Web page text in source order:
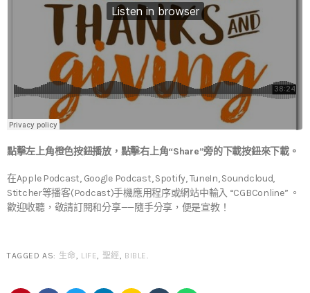
點擊左上角橙色按鈕播放，點擊右上角“Share”旁的下載按鈕來下載。
在Apple Podcast, Google Podcast, Spotify, TuneIn, Soundcloud,
Stitcher等播客(Podcast)手機應用程序或網站中輸入 “CGBConline” 。
歡迎收聽，敬請訂閱和分享——隨手分享，便是宣教！
TAGGED AS: 生命, LIFE, 聖經, BIBLE.